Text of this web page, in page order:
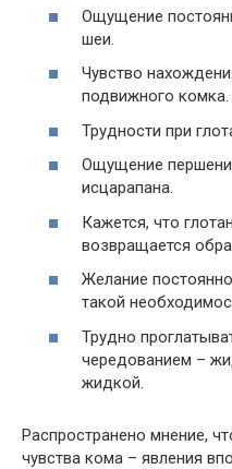
Ощущение
шеи.
Чувство
подвижного комка.
Трудности при
Ощущение
исцарапана.
Кажется, что
возвращается
Желание постоянно
такой
Трудно
чередованием –
жидкой.
Распространено мнение,
чувства кома – явления